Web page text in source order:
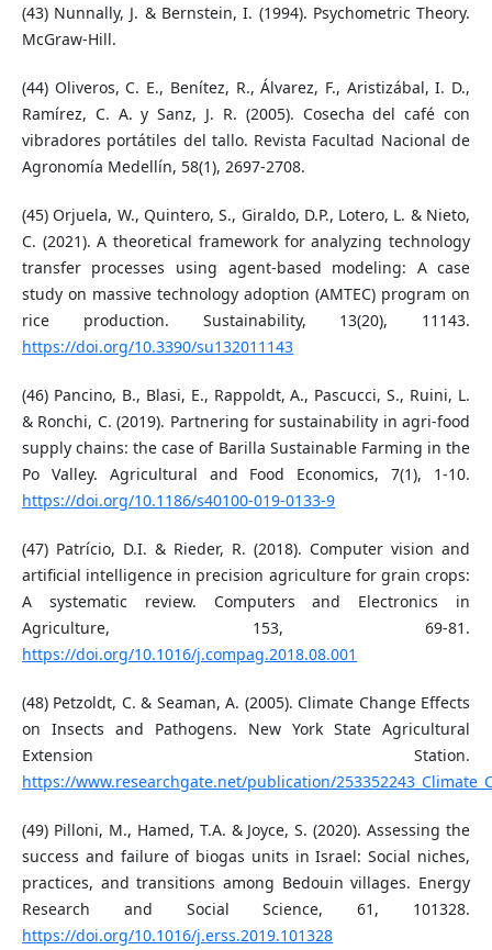
(43) Nunnally, J. & Bernstein, I. (1994). Psychometric Theory.
McGraw-Hill.
(44) Oliveros, C. E., Benítez, R., Álvarez, F., Aristizábal, I. D.,
Ramírez, C. A. y Sanz, J. R. (2005). Cosecha del café con
vibradores portátiles del tallo. Revista Facultad Nacional de
Agronomía Medellín, 58(1), 2697-2708.
(45) Orjuela, W., Quintero, S., Giraldo, D.P., Lotero, L. & Nieto,
C. (2021). A theoretical framework for analyzing technology
transfer processes using agent-based modeling: A case
study on massive technology adoption (AMTEC) program on
rice production. Sustainability, 13(20), 11143.
https://doi.org/10.3390/su132011143
(46) Pancino, B., Blasi, E., Rappoldt, A., Pascucci, S., Ruini, L.
& Ronchi, C. (2019). Partnering for sustainability in agri-food
supply chains: the case of Barilla Sustainable Farming in the
Po Valley. Agricultural and Food Economics, 7(1), 1-10.
https://doi.org/10.1186/s40100-019-0133-9
(47) Patrício, D.I. & Rieder, R. (2018). Computer vision and
artificial intelligence in precision agriculture for grain crops:
A systematic review. Computers and Electronics in
Agriculture, 153, 69-81.
https://doi.org/10.1016/j.compag.2018.08.001
(48) Petzoldt, C. & Seaman, A. (2005). Climate Change Effects
on Insects and Pathogens. New York State Agricultural
Extension Station.
https://www.researchgate.net/publication/
(49) Pilloni, M., Hamed, T.A. & Joyce, S. (2020). Assessing the
success and failure of biogas units in Israel: Social niches,
practices, and transitions among Bedouin villages. Energy
Research and Social Science, 61, 101328.
https://doi.org/10.1016/j.erss.2019.101328